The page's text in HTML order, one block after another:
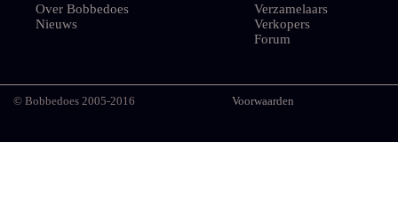
Over Bobbedoes
Nieuws
Verzamelaars
Verkopers
Forum
© Bobbedoes 2005-2016 Voorwaarden